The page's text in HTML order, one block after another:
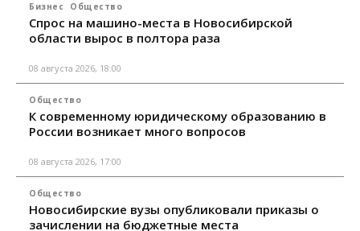
Бизнес Общество
Спрос на машино-места в Новосибирской
области вырос в полтора раза
08 августа 2026, 18:00
Общество
К современному юридическому образованию в
России возникает много вопросов
08 августа 2026, 17:00
Общество
Новосибирские вузы опубликовали приказы о
зачислении на бюджетные места